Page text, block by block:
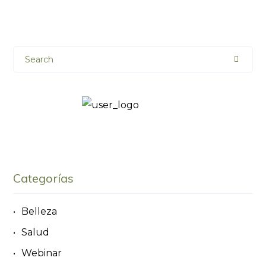
Search
Categorías
Belleza
Salud
Webinar